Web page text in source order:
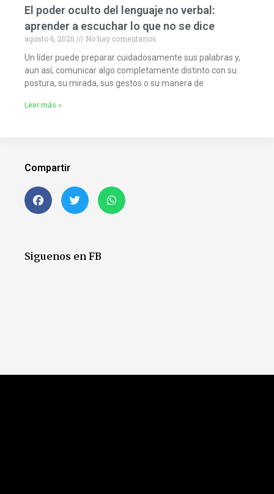
El poder oculto del lenguaje no verbal:
aprender a escuchar lo que no se dice
agosto 6, 2026
No hay comentarios
Un líder puede preparar cuidadosamente sus palabras y,
aun así, comunicar algo completamente distinto con su
postura, su mirada, sus gestos o su manera de
Leer más »
Compartir
Siguenos en FB